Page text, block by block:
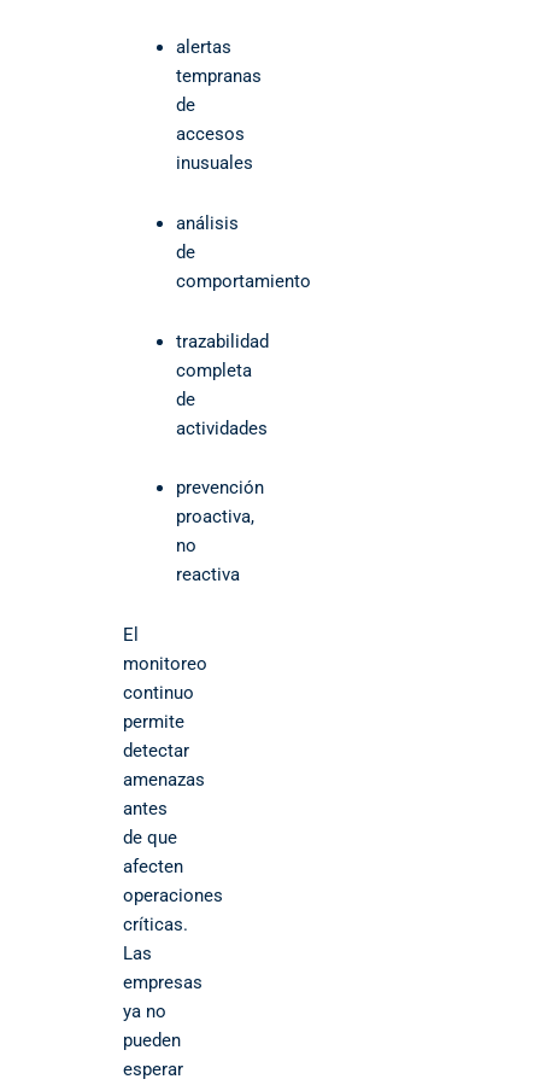
alertas
tempranas
de
accesos
inusuales
análisis
de
comportamiento
trazabilidad
completa
de
actividades
prevención
proactiva,
no
reactiva
El
monitoreo
continuo
permite
detectar
amenazas
antes
de que
afecten
operaciones
críticas.
Las
empresas
ya no
pueden
esperar